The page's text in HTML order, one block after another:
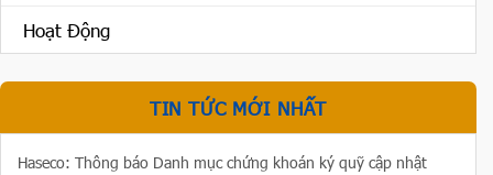
Hoạt Động
TIN TỨC MỚI NHẤT
Haseco: Thông báo Danh mục chứng khoán ký quỹ cập nhật